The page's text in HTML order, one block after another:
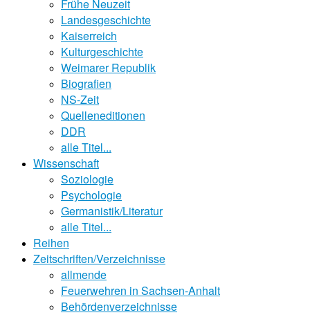
Frühe Neuzeit
Landesgeschichte
Kaiserreich
Kulturgeschichte
Weimarer Republik
Biografien
NS-Zeit
Quelleneditionen
DDR
alle Titel...
Wissenschaft
Soziologie
Psychologie
Germanistik/Literatur
alle Titel...
Reihen
Zeitschriften/Verzeichnisse
allmende
Feuerwehren in Sachsen-Anhalt
Behördenverzeichnisse